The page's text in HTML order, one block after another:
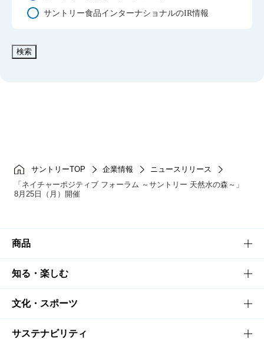
サントリーTOP 企業情報
ニュースリリース
「ネイチャーポジティブ フォーラム ～サントリー 天然水の森～」
8月25日（月）開催
サントリー食品インターナショナルのIR情報
検索
商品
商品TOP
商品一覧
商品発売情報
知る・楽しむ
知る・楽しむTOP
キャンペーン
文化・スポーツ
文化・スポーツTOP
サステナビリティ